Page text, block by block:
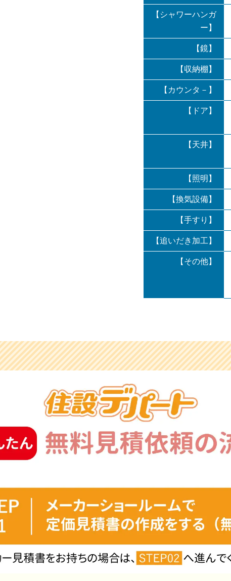
【シャワーハンガ
ー】
【鏡】
【収納棚】
【カウンタ－】
【ドア】
【天井】
【照明】
【換気設備】
【手すり】
【追いだき加工】
【その他】